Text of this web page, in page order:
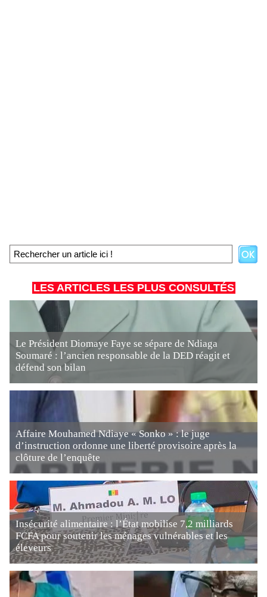
LES ARTICLES LES PLUS CONSULTÉS
Le Président Diomaye Faye se sépare de Ndiaga
Soumaré : l’ancien responsable de la DED réagit et
défend son bilan
Affaire Mouhamed Ndiaye « Sonko » : le juge
d’instruction ordonne une liberté provisoire après la
clôture de l’enquête
Insécurité alimentaire : l’État mobilise 7,2 milliards
FCFA pour soutenir les ménages vulnérables et les
éleveurs